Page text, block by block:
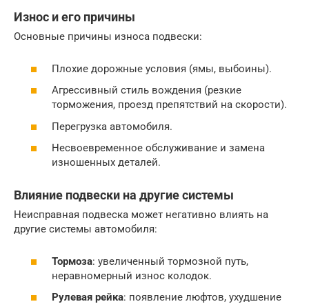
Износ и его причины
Основные причины износа подвески:
Плохие дорожные условия (ямы, выбоины).
Агрессивный стиль вождения (резкие
торможения, проезд препятствий на скорости).
Перегрузка автомобиля.
Несвоевременное обслуживание и замена
изношенных деталей.
Влияние подвески на другие системы
Неисправная подвеска может негативно влиять на
другие системы автомобиля:
Тормоза: увеличенный тормозной путь,
неравномерный износ колодок.
Рулевая рейка: появление люфтов, ухудшение